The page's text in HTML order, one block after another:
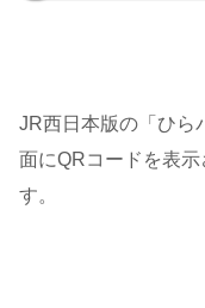
JR西日本版の「ひら
面にQRコードを表
す。